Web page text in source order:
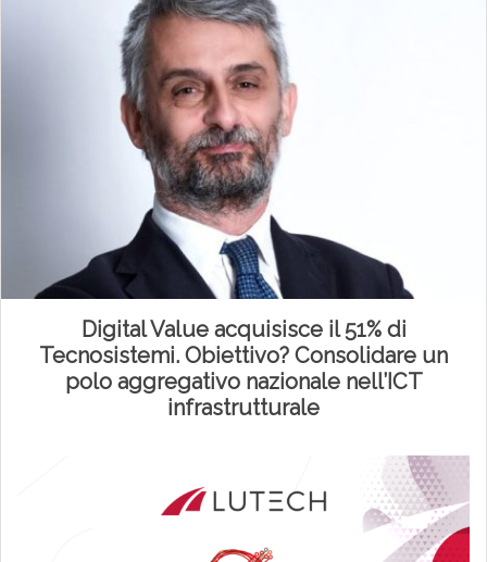
Digital Value acquisisce il 51% di
Tecnosistemi. Obiettivo? Consolidare un
polo aggregativo nazionale nell’ICT
infrastrutturale